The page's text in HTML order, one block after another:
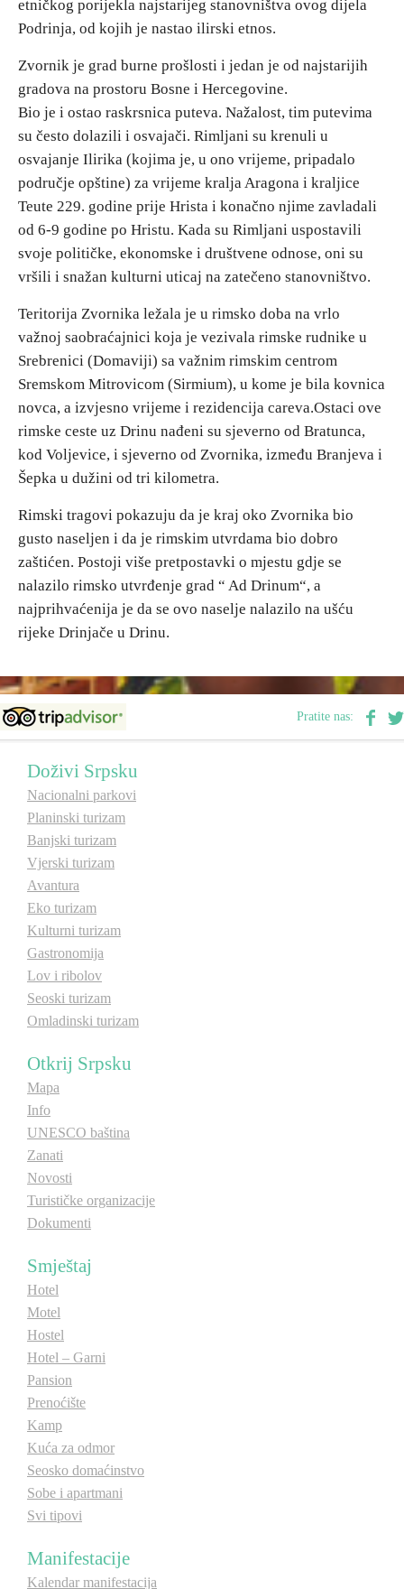
Destinacije
Spisak destinacija
Mapa destinacija
Manifestacije
Smještaj
Multimedija
Video
E-Brochure
Otkrij Srpsku
etničkog porijekla najstarijeg stanovništva ovog dijela
Podrinja, od kojih je nastao ilirski etnos.
Zvornik je grad burne prošlosti i jedan je od najstarijih
gradova na prostoru Bosne i Hercegovine.
Bio je i ostao raskrsnica puteva. Nažalost, tim putevima
su često dolazili i osvajači. Rimljani su krenuli u
osvajanje Ilirika (kojima je, u ono vrijeme, pripadalo
područje opštine) za vrijeme kralja Aragona i kraljice
Teute 229. godine prije Hrista i konačno njime zavladali
od 6-9 godine po Hristu. Kada su Rimljani uspostavili
svoje političke, ekonomske i društvene odnose, oni su
vršili i snažan kulturni uticaj na zatečeno stanovništvo.
Teritorija Zvornika ležala je u rimsko doba na vrlo
važnoj saobraćajnici koja je vezivala rimske rudnike u
Srebrenici (Domaviji) sa važnim rimskim centrom
Sremskom Mitrovicom (Sirmium), u kome je bila kovnica
novca, a izvjesno vrijeme i rezidencija careva.Ostaci ove
rimske ceste uz Drinu nađeni su sjeverno od Bratunca,
kod Voljevice, i sjeverno od Zvornika, između Branjeva i
Šepka u dužini od tri kilometra.
Rimski tragovi pokazuju da je kraj oko Zvornika bio
gusto naseljen i da je rimskim utvrdama bio dobro
zaštićen. Postoji više pretpostavki o mjestu gdje se
nalazilo rimsko utvrđenje grad “ Ad Drinum“, a
najprihvaćenija je da se ovo naselje nalazilo na ušću
rijeke Drinjače u Drinu.
Pratite nas:
Doživi Srpsku
Nacionalni parkovi
Planinski turizam
Banjski turizam
Vjerski turizam
Avantura
Eko turizam
Kulturni turizam
Gastronomija
Lov i ribolov
Seoski turizam
Omladinski turizam
Otkrij Srpsku
Mapa
Info
UNESCO baština
Zanati
Novosti
Turističke organizacije
Dokumenti
Smještaj
Hotel
Motel
Hostel
Hotel – Garni
Pansion
Prenoćište
Kamp
Kuća za odmor
Seosko domaćinstvo
Sobe i apartmani
Svi tipovi
Manifestacije
Kalendar manifestacija